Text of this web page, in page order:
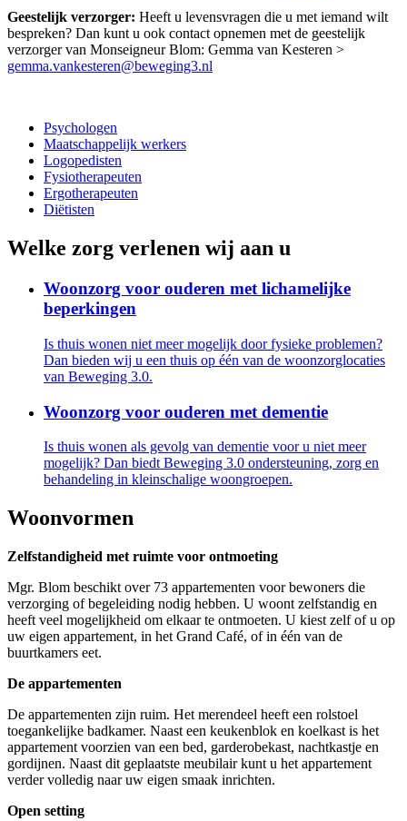
Geestelijk verzorger: Heeft u levensvragen die u met iemand wilt
bespreken? Dan kunt u ook contact opnemen met de geestelijk
verzorger van Monseigneur Blom: Gemma van Kesteren >
gemma.vankesteren@beweging3.nl
Psychologen
Maatschappelijk werkers
Logopedisten
Fysiotherapeuten
Ergotherapeuten
Diëtisten
Welke zorg verlenen wij aan u
Woonzorg voor ouderen met lichamelijke
beperkingen
Is thuis wonen niet meer mogelijk door fysieke problemen?
Dan bieden wij u een thuis op één van de woonzorglocaties
van Beweging 3.0.
Woonzorg voor ouderen met dementie
Is thuis wonen als gevolg van dementie voor u niet meer
mogelijk? Dan biedt Beweging 3.0 ondersteuning, zorg en
behandeling in kleinschalige woongroepen.
Woonvormen
Zelfstandigheid met ruimte voor ontmoeting
Mgr. Blom beschikt over 73 appartementen voor bewoners die
verzorging of begeleiding nodig hebben. U woont zelfstandig en
heeft veel mogelijkheid om elkaar te ontmoeten. U kiest zelf of u op
uw eigen appartement, in het Grand Café, of in één van de
buurtkamers eet.
De appartementen
De appartementen zijn ruim. Het merendeel heeft een rolstoel
toegankelijke badkamer. Naast een keukenblok en koelkast is het
appartement voorzien van een bed, garderobekast, nachtkastje en
gordijnen. Naast dit geplaatste meubilair kunt u het appartement
verder volledig naar uw eigen smaak inrichten.
Open setting